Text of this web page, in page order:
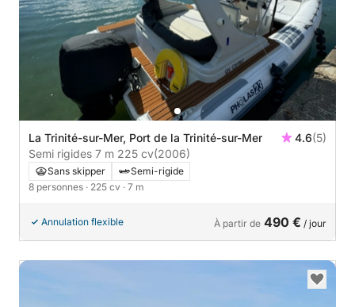
La Trinité-sur-Mer, Port de la Trinité-sur-Mer 4.6(5)
Semi rigides 7 m 225 cv(2006)
Sans skipper
Semi-rigide
8 personnes · 225 cv · 7 m
Annulation flexible À partir de 490 € / jour